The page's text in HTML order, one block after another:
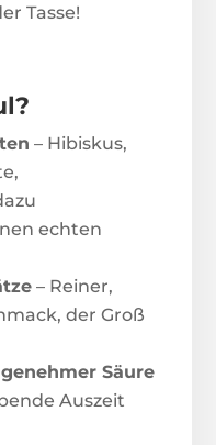
Tasse!
– Hibiskus,
echten
– Reiner,
der Groß
Säure
Auszeit